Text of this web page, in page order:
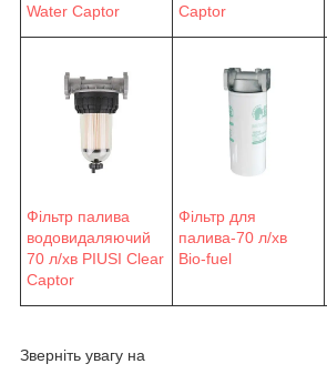
Water Сaptor
Сaptor
Фільтр палива
водовидаляючий
70 л/хв PIUSI Clear
Captor
Фільтр для
палива-70 л/хв
Bio-fuel
Зверніть увагу на